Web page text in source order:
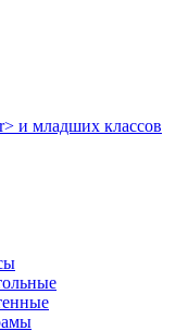
и младших классов